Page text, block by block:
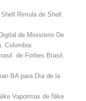
Rimula de Shell.
de Ministerio De
Colombia
de Forbes Brasil.
BA para Día de la
Vapormax de Nike